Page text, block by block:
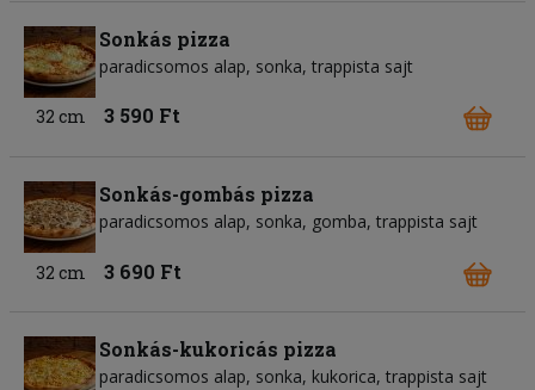
Sonkás pizza
paradicsomos alap sonka trappista sajt
32 cm 3 590 Ft
Sonkás-gombás pizza
paradicsomos alap sonka gomba trappista sajt
32 cm 3 690 Ft
Sonkás-kukoricás pizza
paradicsomos alap sonka kukorica trappista sajt